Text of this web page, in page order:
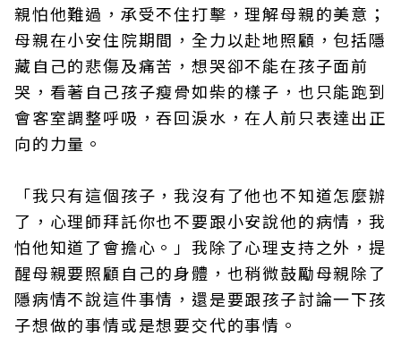
親怕他難過，承受不住打擊，理解母親的美意；
母親在小安住院期間，全力以赴地照顧，包括隱
藏自己的悲傷及痛苦，想哭卻不能在孩子面前
哭，看著自己孩子瘦骨如柴的樣子，也只能跑到
會客室調整呼吸，吞回淚水，在人前只表達出正
向的力量。
「我只有這個孩子，我沒有了他也不知道怎麼辦
了，心理師拜託你也不要跟小安說他的病情，我
怕他知道了會擔心。」我除了心理支持之外，提
醒母親要照顧自己的身體，也稍微鼓勵母親除了
隱病情不說這件事情，還是要跟孩子討論一下孩
子想做的事情或是想要交代的事情。